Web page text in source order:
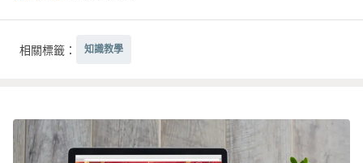
相關標籤： 知識教學